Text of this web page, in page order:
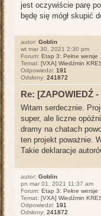
jest oczywiście parę
będę się mógł skupić
autor: Goblin
wt mar 30, 2021 2:30 pm
Forum: Etap 3: Pełne wersje
Temat: [VXA] Wiedźmin
Odpowiedzi: 191
Odsłony: 241872
Re: [ZAPOWIEDŹ
Witam serdecznie.
super, ale liczne
dramy na chatach
ten projekt poważnie.
Takie deklaracje
autor: Goblin
pn mar 01, 2021 11:37 am
Forum: Etap 3: Pełne wersje
Temat: [VXA] Wiedźmin
Odpowiedzi: 191
Odsłony: 241872